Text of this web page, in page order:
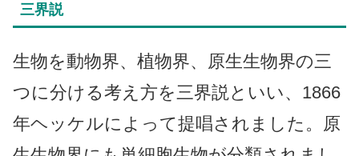
三界説
生物を動物界、植物界、原生生物界の三
つに分ける考え方を三界説といい、1866
年ヘッケルによって提唱されました。原